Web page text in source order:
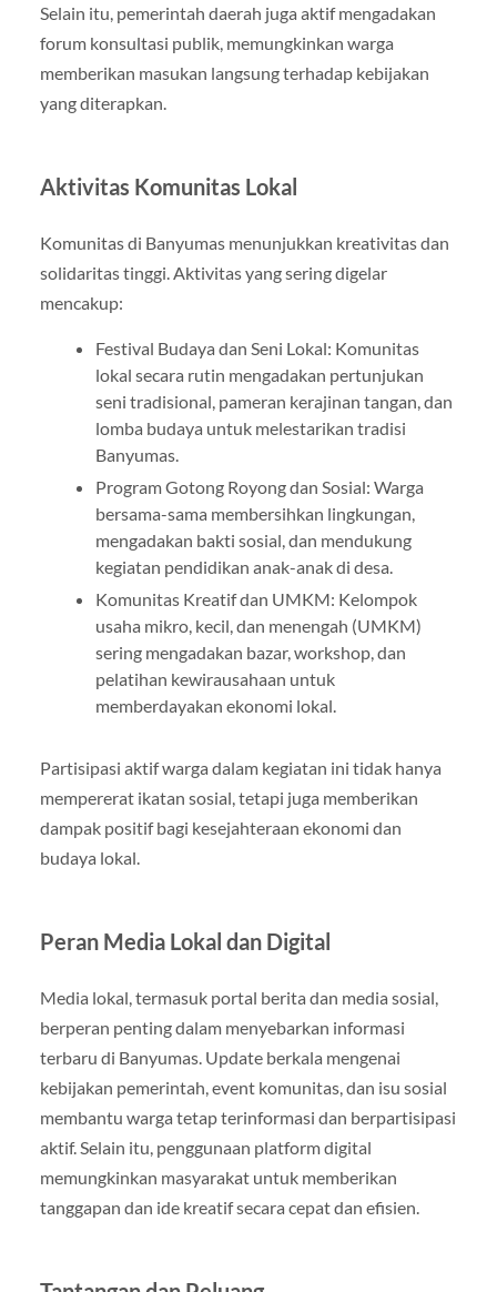
Selain itu, pemerintah daerah juga aktif mengadakan
forum konsultasi publik, memungkinkan warga
memberikan masukan langsung terhadap kebijakan
yang diterapkan.
Aktivitas Komunitas Lokal
Komunitas di Banyumas menunjukkan kreativitas dan
solidaritas tinggi. Aktivitas yang sering digelar
mencakup:
Festival Budaya dan Seni Lokal: Komunitas
lokal secara rutin mengadakan pertunjukan
seni tradisional, pameran kerajinan tangan, dan
lomba budaya untuk melestarikan tradisi
Banyumas.
Program Gotong Royong dan Sosial: Warga
bersama-sama membersihkan lingkungan,
mengadakan bakti sosial, dan mendukung
kegiatan pendidikan anak-anak di desa.
Komunitas Kreatif dan UMKM: Kelompok
usaha mikro, kecil, dan menengah (UMKM)
sering mengadakan bazar, workshop, dan
pelatihan kewirausahaan untuk
memberdayakan ekonomi lokal.
Partisipasi aktif warga dalam kegiatan ini tidak hanya
mempererat ikatan sosial, tetapi juga memberikan
dampak positif bagi kesejahteraan ekonomi dan
budaya lokal.
Peran Media Lokal dan Digital
Media lokal, termasuk portal berita dan media sosial,
berperan penting dalam menyebarkan informasi
terbaru di Banyumas. Update berkala mengenai
kebijakan pemerintah, event komunitas, dan isu sosial
membantu warga tetap terinformasi dan berpartisipasi
aktif. Selain itu, penggunaan platform digital
memungkinkan masyarakat untuk memberikan
tanggapan dan ide kreatif secara cepat dan efisien.